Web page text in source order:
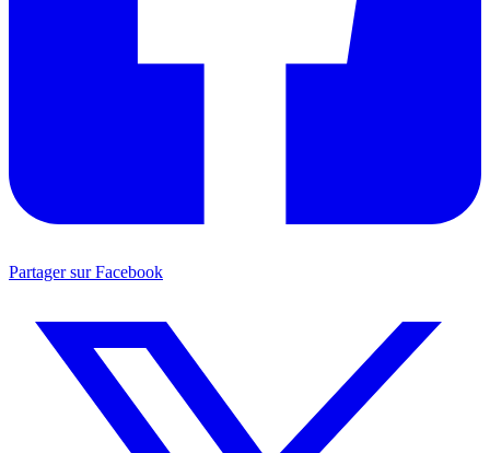
Partager sur Facebook